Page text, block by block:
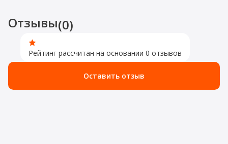
Отзывы(0)
Рейтинг рассчитан на основании 0 отзывов
Оставить отзыв